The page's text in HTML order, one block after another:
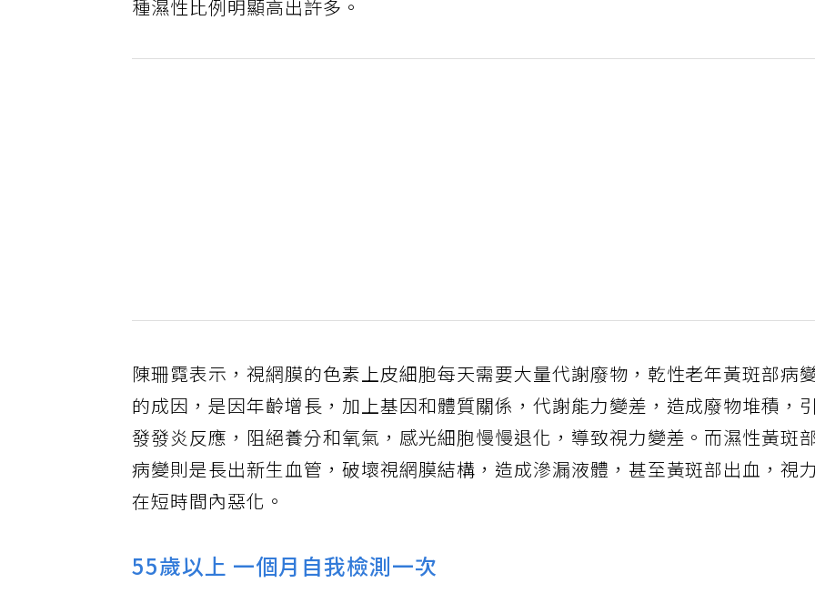
種濕性比例明顯高出許多。
陳珊霓表示，視網膜的色素上皮細胞每天需要大量代謝廢物，乾性老年黃斑部病
的成因，是因年齡增長，加上基因和體質關係，代謝能力變差，造成廢物堆積，
發發炎反應，阻絕養分和氧氣，感光細胞慢慢退化，導致視力變差。而濕性黃斑
病變則是長出新生血管，破壞視網膜結構，造成滲漏液體，甚至黃斑部出血，視
在短時間內惡化。
55歲以上 一個月自我檢測一次